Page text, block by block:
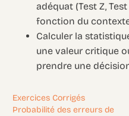
adéquat (Test Z,
fonction du
Calculer la
une valeur critique
prendre une
Exercices Corrigés
Probabilité des erreurs de